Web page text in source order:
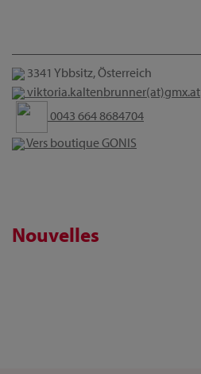
3341 Ybbsitz, Österreich
viktoria.kaltenbrunner(at)gmx.at
0043 664 8684704
Vers boutique GONIS
Nouvelles